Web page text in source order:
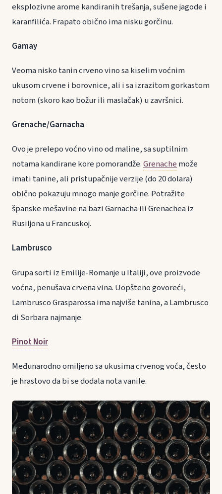
eksplozivne arome kandiranih trešanja, sušene jagode i
karanfilića. Frapato obično ima nisku gorčinu.
Gamay
Veoma nisko tanin crveno vino sa kiselim voćnim
ukusom crvene i borovnice, ali i sa izrazitom gorkastom
notom (skoro kao božur ili maslačak) u završnici.
Grenache/Garnacha
Ovo je prelepo voćno vino od maline, sa suptilnim
notama kandirane kore pomorandže.Grenachemože
imati tanine, ali pristupačnije verzije (do 20 dolara)
obično pokazuju mnogo manje gorčine. Potražite
španske mešavine na bazi Garnacha ili Grenachea iz
Rusiljona u Francuskoj.
Lambrusco
Grupa sorti iz Emilije-Romanje u Italiji, ove proizvode
voćna, penušava crvena vina. Uopšteno govoreći,
Lambrusco Grasparossa ima najviše tanina, a Lambrusco
di Sorbara najmanje.
Pinot Noir
Međunarodno omiljeno sa ukusima crvenog voća, često
je hrastovo da bi se dodala nota vanile.